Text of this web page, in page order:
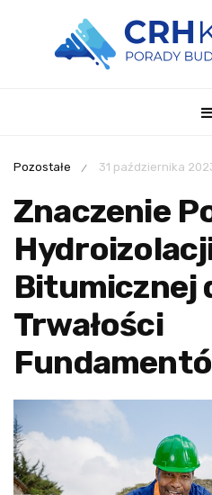
Pozostałe / 31 października
Znaczenie
Bitumicznej
Trwałości